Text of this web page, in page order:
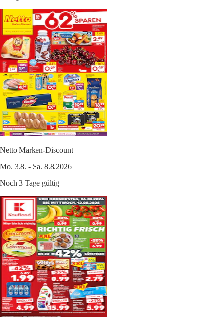
Netto Marken-Discount
Mo. 3.8. - Sa. 8.8.2026
Noch 3 Tage gültig